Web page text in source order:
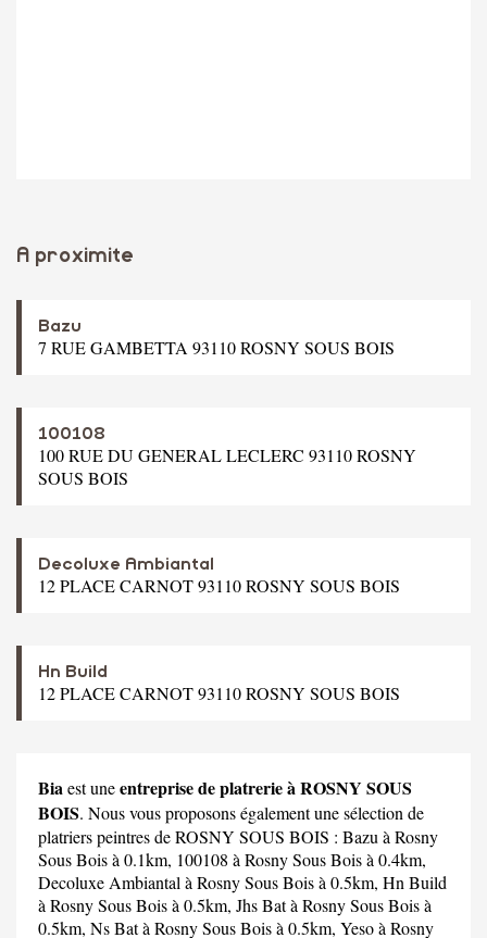
A proximite
Bazu
7 RUE GAMBETTA 93110 ROSNY SOUS BOIS
100108
100 RUE DU GENERAL LECLERC 93110 ROSNY
SOUS BOIS
Decoluxe Ambiantal
12 PLACE CARNOT 93110 ROSNY SOUS BOIS
Hn Build
12 PLACE CARNOT 93110 ROSNY SOUS BOIS
Biaest uneentreprise de platrerie à ROSNY SOUS
BOIS. Nous vous proposons également une sélection de
platriers peintres de ROSNY SOUS BOIS : Bazu à Rosny
Sous Bois à 0.1km, 100108 à Rosny Sous Bois à 0.4km,
Decoluxe Ambiantal à Rosny Sous Bois à 0.5km, Hn Build
à Rosny Sous Bois à 0.5km, Jhs Batà Rosny Sous Bois à
0.5km, Ns Batà Rosny Sous Bois à 0.5km, Yesoà Rosny